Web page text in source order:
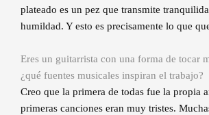
plateado es un pez que transmite
humildad. Y esto es precisamente lo que
Eres un guitarrista con una forma de tocar
¿qué fuentes musicales inspiran el trabajo?
Creo que la primera de todas fue la propia
primeras canciones eran muy tristes.